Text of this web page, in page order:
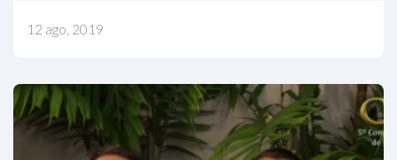
12 ago, 2019